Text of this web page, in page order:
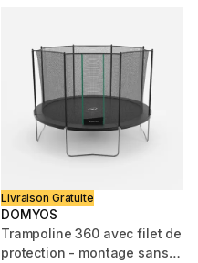
Livraison Gratuite
DOMYOS
Trampoline 360 avec filet de
protection - montage sans